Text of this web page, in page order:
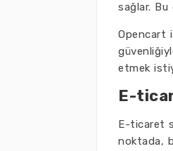
sağlar. Bu
Opencart
etmek
E-
E-ticaret
noktada,